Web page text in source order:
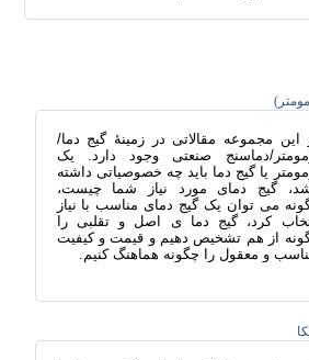
این مجموعه مقالاتی در زمینۀ گیج دما/
دماسنج صنعتی وجود دارد. یک
یا گیج دما باید چه خصوصیاتی داشته
گیج دمای مورد نیاز شما چیست،
می توان یک گیج دمای مناسب با نیاز
کرد، گیج دما ی اصل و تقلبی را
از هم تشخیص دهیم و قیمت و کیفیت
و معقول را چگونه هماهنگ کنیم.